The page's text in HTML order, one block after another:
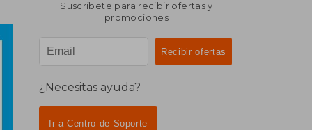
Suscríbete para recibir ofertas y
promociones
¿Necesitas ayuda?
Ir a Centro de Soporte